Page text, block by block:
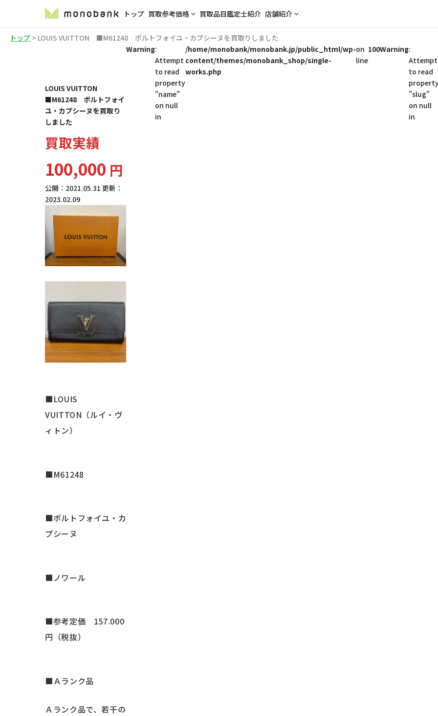
トップ 買取参考価格 買取品目鑑定士紹介 店舗紹介
トップ > LOUIS VUITTON ■M61248 ポルトフォイユ・カプシーヌを買取りしました
LOUIS VUITTON
■M61248 ポルトフォイ
ユ・カプシーヌを買取り
しました
買取実績
100,000 円
公開： 2021.05.31 更新：
2023.02.09
■LOUIS
VUITTON（ルイ・ヴ
ィトン）
■M61248
■ポルトフォイユ・カ
プシーヌ
■ノワール
■参考定価 157.000
円（税抜）
■Ａランク品
Ａランク品で、若干の
Warning:
Attempt
to read
property
"name"
on null
in
/home/monobank/monobank.jp/public_html/wp-
content/themes/monobank_shop/single-
works.php
on
line
100Warning:
Attempt
to read
"slug"
on null
in